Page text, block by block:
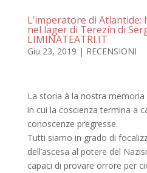
L’imperatore di Atlantide:
nel lager di Terezín di
LIMINATEATRI.IT
Giu 23, 2019 | RECENSIONI
La storia à la nostra memoria
in cui la coscienza termina a
conoscenze pregresse.
Tutti siamo in grado di
dell’ascesa al potere del
capaci di provare orrore per